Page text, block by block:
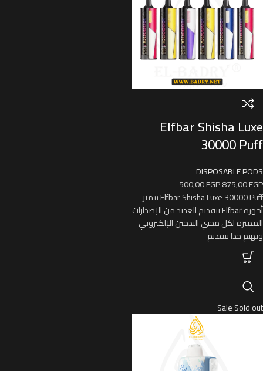
Elfbar Shisha Luxe
30000 Puff
DISPOSABLE PODS
875,00EGP
500,00EGP
Elfbar Shisha Luxe 30000 Puff تتميز
أجهزة Elfbar بتقديم العديد من الإصدارات
المميزة لكل محبي التدخين الإلكتروني
وتهتم جدا بتقديم
SaleSold out